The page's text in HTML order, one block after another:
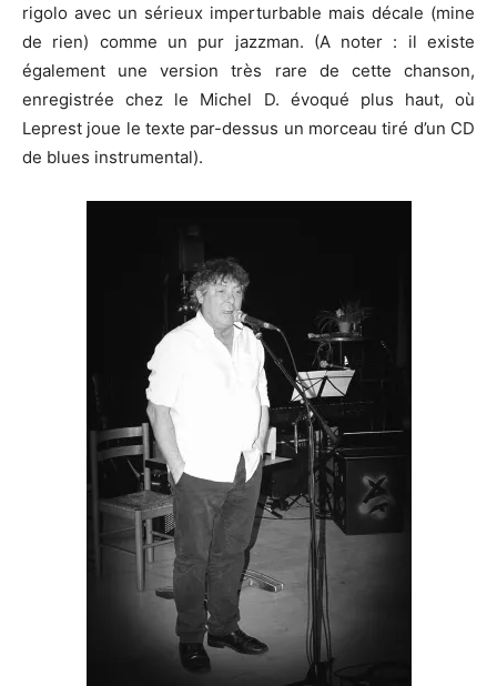
rigolo avec un sérieux imperturbable mais décale (mine
de rien) comme un pur jazzman. (A noter : il existe
également une version très rare de cette chanson,
enregistrée chez le Michel D. évoqué plus haut, où
Leprest joue le texte par-dessus un morceau tiré d’un CD
de blues instrumental).